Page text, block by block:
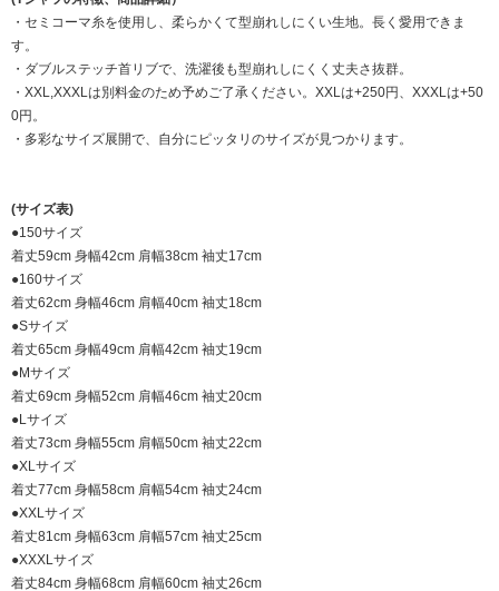
・セミコーマ糸を使用し、柔らかくて型崩れしにくい生地。長く愛用できま
す。
・ダブルステッチ首リブで、洗濯後も型崩れしにくく丈夫さ抜群。
・XXL,XXXLは別料金のため予めご了承ください。XXLは+250円、XXXLは+50
0円。
・多彩なサイズ展開で、自分にピッタリのサイズが見つかります。
(サイズ表)
●150サイズ
着丈59cm 身幅42cm 肩幅38cm 袖丈17cm
●160サイズ
着丈62cm 身幅46cm 肩幅40cm 袖丈18cm
●Sサイズ
着丈65cm 身幅49cm 肩幅42cm 袖丈19cm
●Mサイズ
着丈69cm 身幅52cm 肩幅46cm 袖丈20cm
●Lサイズ
着丈73cm 身幅55cm 肩幅50cm 袖丈22cm
●XLサイズ
着丈77cm 身幅58cm 肩幅54cm 袖丈24cm
●XXLサイズ
着丈81cm 身幅63cm 肩幅57cm 袖丈25cm
●XXXLサイズ
着丈84cm 身幅68cm 肩幅60cm 袖丈26cm